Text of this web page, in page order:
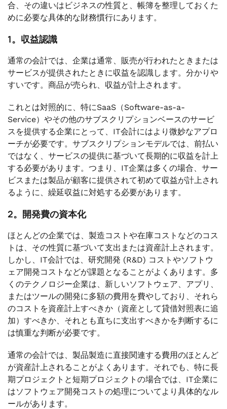
合、その違いはビジネスの性質と、帳簿を整理しておくた
めに必要な具体的な財務慣行にあります。
1。収益認識
通常の会計では、企業は通常、販売が行われたときまたは
サービスが提供されたときに収益を認識します。分かりや
すいです。商品が売られ、収益が計上されます。
これとは対照的に、特にSaaS（Software-as-a-
Service）やその他のサブスクリプションベースのサービ
スを提供する企業にとって、IT会計にはより微妙なアプロ
ーチが必要です。サブスクリプションモデルでは、前払い
ではなく、サービスの提供に基づいて長期的に収益を計上
する必要があります。つまり、IT企業は多くの場合、サー
ビスまたは製品が顧客に提供されて初めて収益が計上され
るように、繰延収益に対処する必要があります。
2。開発費の資本化
ほとんどの企業では、製造コストや在庫コストなどのコス
トは、その性質に基づいて支出または資産計上されます。
しかし、IT会計では、研究開発 (R&D) コストやソフトウ
ェア開発コストなどが課題となることがよくあります。多
くのテクノロジー企業は、新しいソフトウェア、アプリ、
またはツールの開発に多額の費用を費やしており、それら
のコストを資産計上すべきか（資産として貸借対照表に追
加）すべきか、それとも直ちに支出すべきかを判断するに
は慎重な判断が必要です。
通常の会計では、製品製造に直接関連する費用のほとんど
が資産計上されることがよくあります。それでも、特に長
期プロジェクトと短期プロジェクトの場合では、IT企業に
はソフトウェア開発コストの処理についてより具体的なル
ールがあります。